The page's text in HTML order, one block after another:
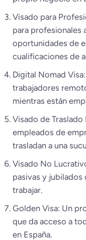
Visado para
para profesionales
oportunidades de
cualificaciones de
Digital Nomad
trabajadores
mientras están
Visado de Traslado
empleados de
trasladan a una
Visado No
pasivas y jubilados
trabajar.
Golden Visa: Un
que da acceso a
en España.